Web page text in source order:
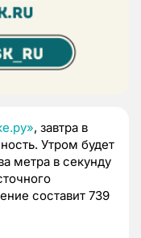
, завтра в
Утром будет
метра в секунду
составит 739